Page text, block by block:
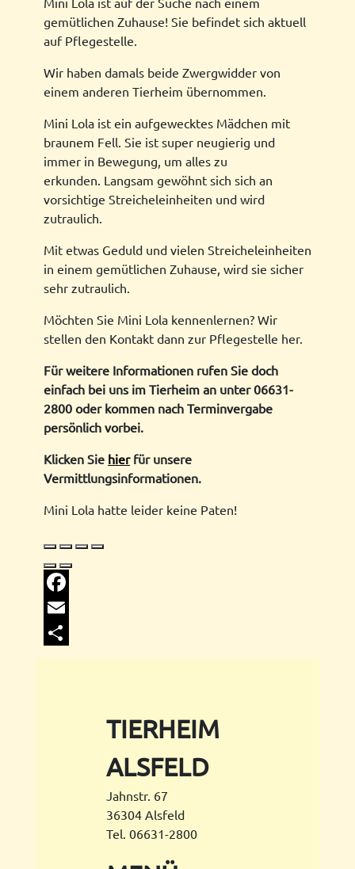
gemütlichen Zuhause! Sie befindet sich aktuell
auf Pflegestelle.
Wir haben damals beide Zwergwidder von
einem anderen Tierheim übernommen.
Mini Lola ist ein aufgewecktes Mädchen mit
braunem Fell. Sie ist super neugierig und
immer in Bewegung, um alles zu
erkunden. Langsam gewöhnt sich sich an
vorsichtige Streicheleinheiten und wird
zutraulich.
Mit etwas Geduld und vielen Streicheleinheiten
in einem gemütlichen Zuhause, wird sie sicher
sehr zutraulich.
Möchten Sie Mini Lola kennenlernen? Wir
stellen den Kontakt dann zur Pflegestelle her.
Für weitere Informationen rufen Sie doch
einfach bei uns im Tierheim an unter 06631-
2800 oder kommen nach Terminvergabe
persönlich vorbei.
Klicken Sie hierfür unsere
Vermittlungsinformationen.
Mini Lola hatte leider keine Paten!
Facebook
Email
TIERHEIM
ALSFELD
Jahnstr. 67
36304 Alsfeld
Tel. 06631-2800